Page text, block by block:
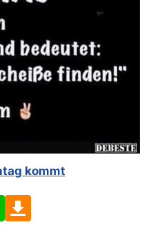
kommt
WhatsApp